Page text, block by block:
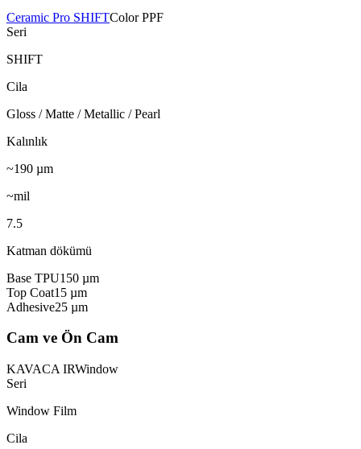
Ceramic Pro SHIFTColor PPF
Seri
SHIFT
Cila
Gloss / Matte / Metallic / Pearl
Kalınlık
~190 µm
~mil
7.5
Katman dökümü
Base TPU150 µm
Top Coat15 µm
Adhesive25 µm
Cam ve Ön Cam
KAVACA IRWindow
Seri
Window Film
Cila